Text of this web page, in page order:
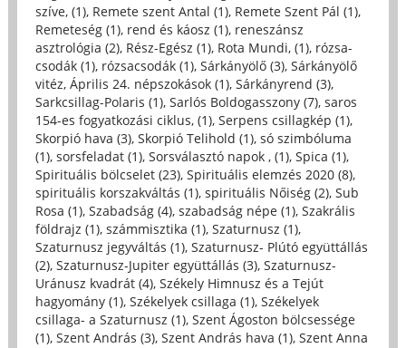
szíve, (1), Remete szent Antal (1), Remete Szent Pál (1),
Remeteség (1), rend és káosz (1), reneszánsz
asztrológia (2), Rész-Egész (1), Rota Mundi, (1), rózsa-
csodák (1), rózsacsodák (1), Sárkányölő (3), Sárkányölő
vitéz, Április 24. népszokások (1), Sárkányrend (3),
Sarkcsillag-Polaris (1), Sarlós Boldogasszony (7), saros
154-es fogyatkozási ciklus, (1), Serpens csillagkép (1),
Skorpió hava (3), Skorpió Telihold (1), só szimbóluma
(1), sorsfeladat (1), Sorsválasztó napok , (1), Spica (1),
Spirituális bölcselet (23), Spirituális elemzés 2020 (8),
spirituális korszakváltás (1), spirituális Nőiség (2), Sub
Rosa (1), Szabadság (4), szabadság népe (1), Szakrális
földrajz (1), számmisztika (1), Szaturnusz (1),
Szaturnusz jegyváltás (1), Szaturnusz- Plútó együttállás
(2), Szaturnusz-Jupiter együttállás (3), Szaturnusz-
Uránusz kvadrát (4), Székely Himnusz és a Tejút
hagyomány (1), Székelyek csillaga (1), Székelyek
csillaga- a Szaturnusz (1), Szent Ágoston bölcsessége
(1), Szent András (3), Szent András hava (1), Szent Anna